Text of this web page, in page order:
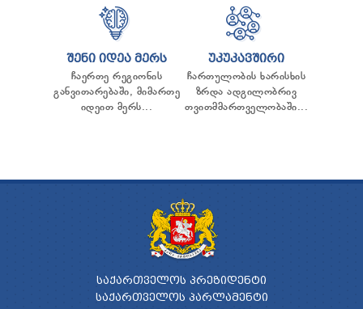
ᲨᲔᲜᲘ ᲘᲓᲔᲐ ᲛᲔᲠᲡ
ჩაერთე რეგიონის
განვითარებაში, მიმართე
იდეით მერს...
ᲣᲙᲣᲙᲐᲕᲨᲘᲠᲘ
ჩართულობის ხარისხის
ზრდა ადგილობრივ
თვითმმართველობაში...
ᲡᲐᲥᲐᲠᲗᲕᲔᲚᲝᲡ ᲞᲠᲔᲖᲘᲓᲔᲜᲢᲘ
ᲡᲐᲥᲐᲠᲗᲕᲔᲚᲝᲡ ᲞᲐᲠᲚᲐᲛᲔᲜᲢᲘ